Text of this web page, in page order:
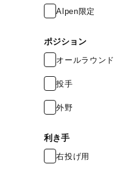
Alpen限定
ポジション
オールラウンド
投手
外野
利き手
右投げ用